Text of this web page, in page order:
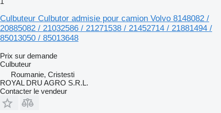
Culbuteur Culbutor admisie pour camion Volvo 8148082 /
20885082 / 21032586 / 21271538 / 21452714 / 21881494 /
85013050 / 85013648
Prix sur demande
Culbuteur
Roumanie, Cristesti
ROYAL DRU AGRO S.R.L.
Contacter le vendeur